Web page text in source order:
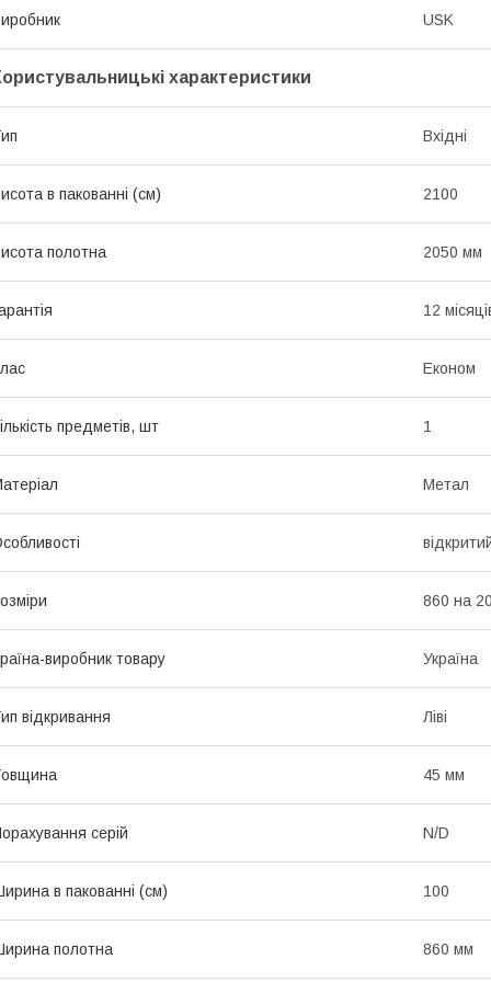
USK
характеристики
Вхідні
в пакованні (см) 2100
полотна 2050 мм
12
Економ
предметів, шт 1
Метал
860 на
виробник товару Україна
відкривання Ліві
45 мм
серій N/D
в пакованні (см) 100
полотна 860 мм